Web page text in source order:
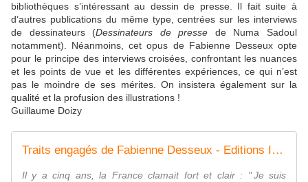
bibliothèques s’intéressant au dessin de presse. Il fait suite à
d’autres publications du même type, centrées sur les interviews
de dessinateurs (Dessinateurs de presse de Numa Sadoul
notamment). Néanmoins, cet opus de Fabienne Desseux opte
pour le principe des interviews croisées, confrontant les nuances
et les points de vue et les différentes expériences, ce qui n’est
pas le moindre de ses mérites. On insistera également sur la
qualité et la profusion des illustrations !
Guillaume Doizy
Traits engagés de Fabienne Desseux - Editions Iconovox
Il y a cinq ans, la France clamait fort et clair : " Je suis